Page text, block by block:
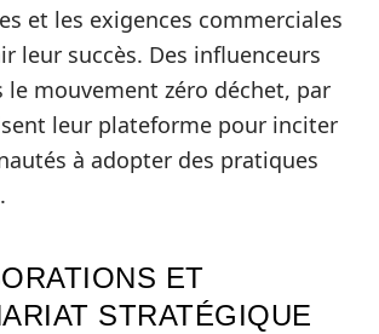
et les exigences commerciales
leur succès. Des influenceurs
le mouvement zéro déchet, par
leur plateforme pour inciter
à adopter des pratiques
ET
STRATÉGIQUE